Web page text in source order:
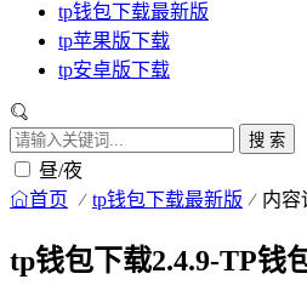
tp钱包下载最新版
tp苹果版下载
tp安卓版下载
搜 索
昼/夜
首页 tp钱包下载最新版 内容
tp钱包下载2.4.9-TP钱